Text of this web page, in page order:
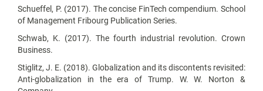
Schueffel, P. (2017). The concise FinTech compendium. School
of Management Fribourg Publication Series.
Schwab, K. (2017). The fourth industrial revolution. Crown
Business.
Stiglitz, J. E. (2018). Globalization and its discontents revisited:
Anti-globalization in the era of Trump. W. W. Norton &